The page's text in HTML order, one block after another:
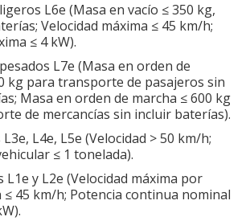
L6e (Masa en vacío ≤ 350 kg,
Velocidad máxima ≤ 45 km/h;
≤ 4 kW).
L7e (Masa en orden de
kg para transporte de pasajeros sin
Masa en orden de marcha ≤ 600 kg
de mercancías sin incluir baterías).
L4e, L5e (Velocidad > 50 km/h;
≤ 1 tonelada).
L1e y L2e (Velocidad máxima por
45 km/h; Potencia continua nominal